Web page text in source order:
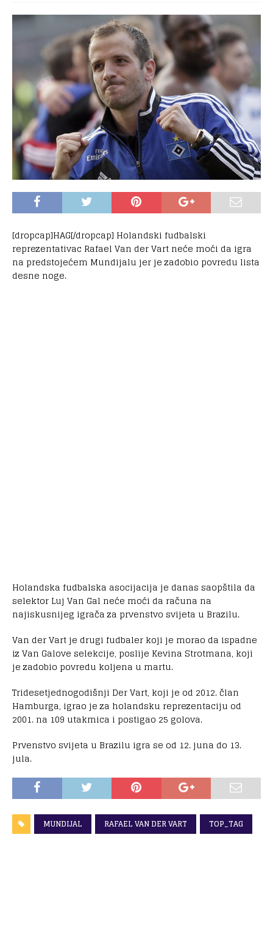
[dropcap]HAG[/dropcap] Holandski fudbalski
reprezentativac Rafael Van der Vart neće moći da igra
na predstojećem Mundijalu jer je zadobio povredu lista
desne noge.
Holandska fudbalska asocijacija je danas saopštila da
selektor Luj Van Gal neće moći da računa na
najiskusnijeg igrača za prvenstvo svijeta u Brazilu.
Van der Vart je drugi fudbaler koji je morao da ispadne
iz Van Galove selekcije, poslije Kevina Strotmana, koji
je zadobio povredu koljena u martu.
Tridesetjednogodišnji Der Vart, koji je od 2012. član
Hamburga, igrao je za holandsku reprezentaciju od
2001. na 109 utakmica i postigao 25 golova.
Prvenstvo svijeta u Brazilu igra se od 12. juna do 13.
jula.
MUNDIJAL RAFAEL VAN DER VART TOP_TAG